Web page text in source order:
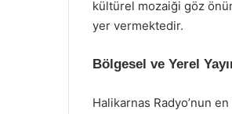
kültürel mozaiği göz
yer vermektedir.
Bölgesel ve Yerel
Halikarnas Radyo’nun